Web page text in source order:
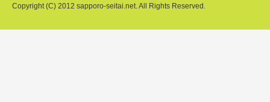
Copyright (C) 2012 sapporo-seitai.net. All Rights Reserved.